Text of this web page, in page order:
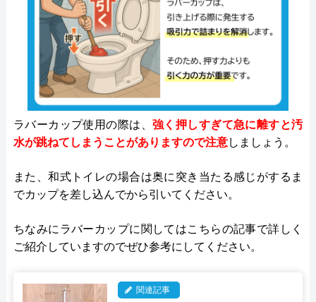
ラバーカップ使用の際は、 強く押しすぎて急に離すと汚
水が跳ねてしまうことがありますので注意しましょう。
また、和式トイレの場合は奥に突き当たる感じがするま
でカップを差し込んでから引いてください。
ちなみにラバーカップに関してはこちらの記事で詳しく
ご紹介していますのでぜひ参考にしてください。
関連記事